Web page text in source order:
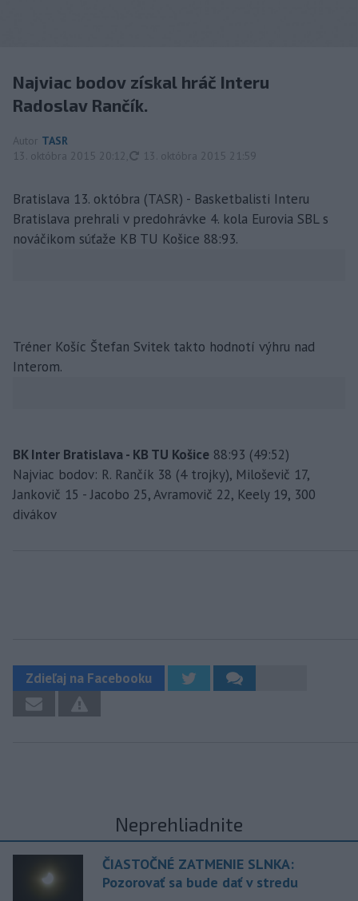
Najviac bodov získal hráč Interu
Radoslav Rančík.
Autor TASR
13. októbra 2015 20:12
aktualizované
13. októbra 2015 21:59
Bratislava 13. októbra (TASR) - Basketbalisti Interu
Bratislava prehrali v predohrávke 4. kola Eurovia SBL s
nováčikom súťaže KB TU Košice 88:93.
Tréner Košíc Štefan Svitek takto hodnotí výhru nad
Interom.
BK Inter Bratislava - KB TU Košice 88:93 (49:52)
Najviac bodov: R. Rančík 38 (4 trojky), Miloševič 17,
Jankovič 15 - Jacobo 25, Avramovič 22, Keely 19, 300
divákov
Zdieľaj na Facebooku
Neprehliadnite
ČIASTOČNÉ ZATMENIE SLNKA:
Pozorovať sa bude dať v stredu